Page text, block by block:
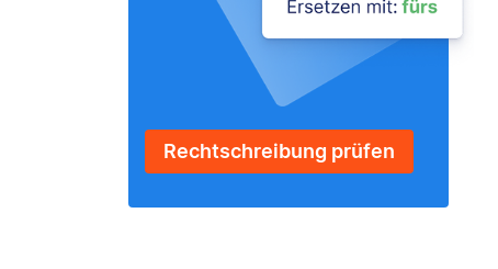
Rechtschreibung prüfen